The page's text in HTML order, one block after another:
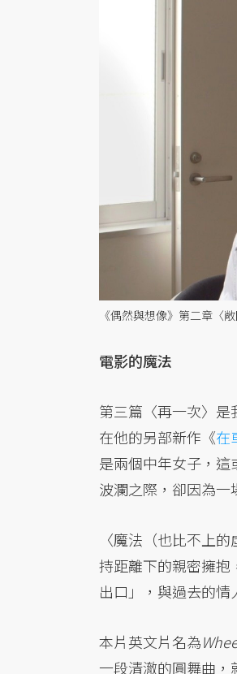
《偶然與想像》第二章〈
電影的魔法
第三篇〈再一次〉
在他的另部新作《在
是兩個中年女子，
波瀾之際，卻因為一
〈魔法（也比不上
持距離下的親密擁
出口」，與過去的
本片英文片名為
一段清澈的圓舞曲